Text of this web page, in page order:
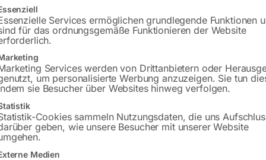
Versandkosten Standard (Österreich):
Bitte beachten Sie: Die Versandkosten
Produktsicherheit
eine Liste der Service-Gruppen, für die eine Einwilligung erteilt
Services ermöglichen grundlegende Funktionen
für das ordnungsgemäße Funktionieren der Website
Services werden von Drittanbietern oder
um personalisierte Werbung anzuzeigen. Sie tun
sie Besucher über Websites hinweg verfolgen.
Cookies sammeln Nutzungsdaten, die uns
geben, wie unsere Besucher mit unserer Website
Medien